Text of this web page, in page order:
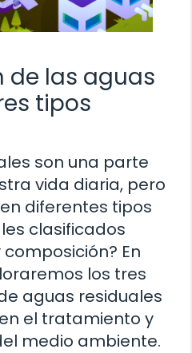
de las aguas
tipos
son una parte
vida diaria, pero
diferentes tipos
clasificados
En
los tres
aguas residuales
el tratamiento y
medio ambiente.